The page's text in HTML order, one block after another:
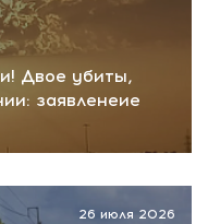
Двое убиты,
заявленеие
26 июля 2026